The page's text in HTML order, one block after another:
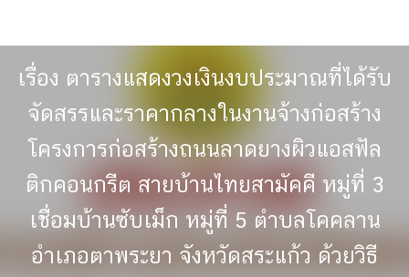
content
เรื่อง ตารางแสดงวงเงินงบประมาณที่ได้รับ
จัดสรรและราคากลางในงานจ้างก่อสร้าง
โครงการก่อสร้างถนนลาดยางผิวแอสฟัล
ติกคอนกรีต สายบ้านไทยสามัคคี หมู่ที่ 3
เชื่อมบ้านซับเม็ก หมู่ที่ 5 ตำบลโคคลาน
อำเภอตาพระยา จังหวัดสระแก้ว ด้วยวิธี